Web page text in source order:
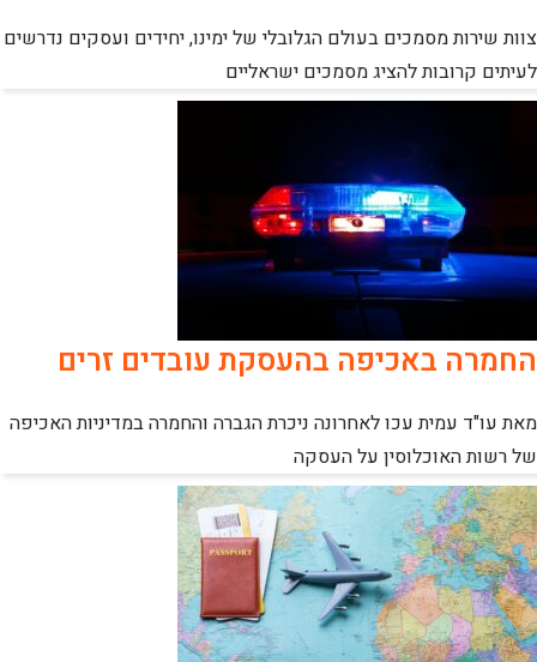
צוות שירות מסמכים בעולם הגלובלי של ימינו, יחידים ועסקים נדרשים
לעיתים קרובות להציג מסמכים ישראליים
החמרה באכיפה בהעסקת עובדים זרים
מאת עו"ד עמית עכו לאחרונה ניכרת הגברה והחמרה במדיניות האכיפה
של רשות האוכלוסין על העסקה